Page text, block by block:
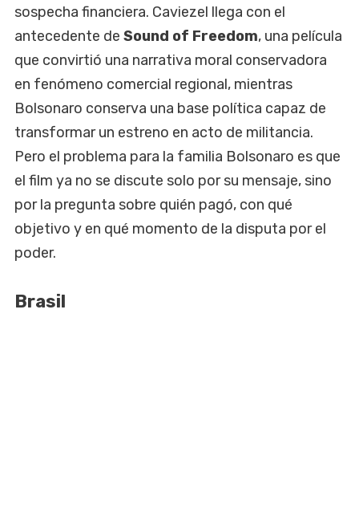
sospecha financiera. Caviezel llega con el
antecedente de Sound of Freedom, una película
que convirtió una narrativa moral conservadora
en fenómeno comercial regional, mientras
Bolsonaro conserva una base política capaz de
transformar un estreno en acto de militancia.
Pero el problema para la familia Bolsonaro es que
el film ya no se discute solo por su mensaje, sino
por la pregunta sobre quién pagó, con qué
objetivo y en qué momento de la disputa por el
poder.
Brasil